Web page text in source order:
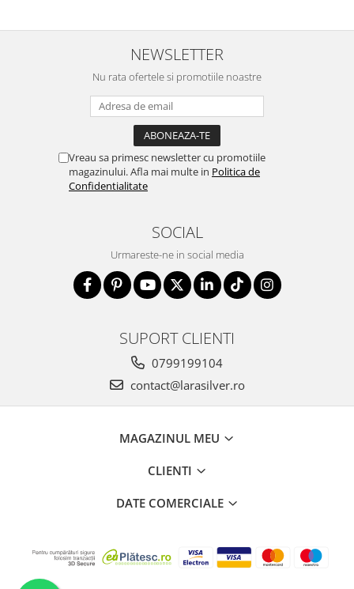
NEWSLETTER
Nu rata ofertele si promotiile noastre
Vreau sa primesc newsletter cu promotiile
magazinului. Afla mai multe in Politica de
Confidentialitate
SOCIAL
Urmareste-ne in social media
SUPORT CLIENTI
0799199104
contact@larasilver.ro
MAGAZINUL MEU
CLIENTI
DATE COMERCIALE